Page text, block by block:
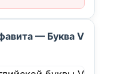
— Буква V